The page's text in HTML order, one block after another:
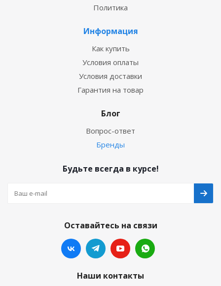
Политика
Информация
Как купить
Условия оплаты
Условия доставки
Гарантия на товар
Блог
Вопрос-ответ
Бренды
Будьте всегда в курсе!
Оставайтесь на связи
Наши контакты